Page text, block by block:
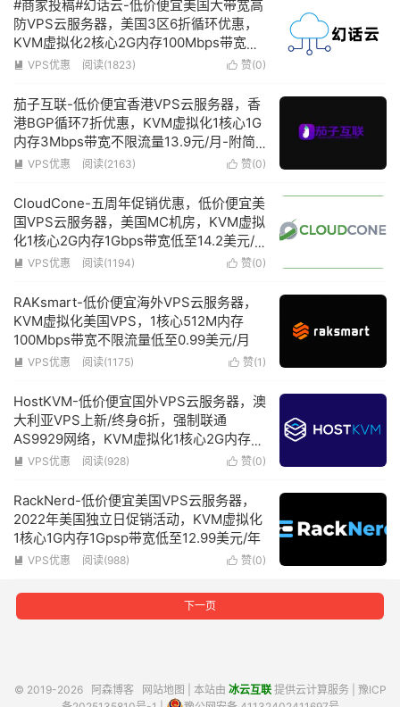
#商家投稿#幻话云-低价便宜美国大带宽高
防VPS云服务器，美国3区6折循环优惠，
KVM虚拟化2核心2G内存100Mbps带宽赠
送100G防御低至9元/月-附简单测评
 赞(0)
 VPS优惠 阅读(1823)
茄子互联-低价便宜香港VPS云服务器，香
港BGP循环7折优惠，KVM虚拟化1核心1G
内存3Mbps带宽不限流量13.9元/月-附简
单测评
 赞(0)
 VPS优惠 阅读(2163)
CloudCone-五周年促销优惠，低价便宜美
国VPS云服务器，美国MC机房，KVM虚拟
化1核心2G内存1Gbps带宽低至14.2美元/
年
 赞(0)
 VPS优惠 阅读(1194)
RAKsmart-低价便宜海外VPS云服务器，
KVM虚拟化美国VPS，1核心512M内存
100Mbps带宽不限流量低至0.99美元/月
 赞(1 )
 VPS优惠 阅读(1175)
HostKVM-低价便宜国外VPS云服务器，澳
大利亚VPS上新/终身6折，强制联通
AS9929网络，KVM虚拟化1核心2G内存
100Mbps带宽低至4.2美元/月
 赞(0)
 VPS优惠 阅读(928)
RackNerd-低价便宜美国VPS云服务器，
2022年美国独立日促销活动，KVM虚拟化
1核心1G内存1Gpsp带宽低至12.99美元/年
 赞(0)
 VPS优惠 阅读(988)
下一页
© 2019-2026 阿森博客 网站地图 | 本站由 冰云互联提供云计算服务 | 豫ICP